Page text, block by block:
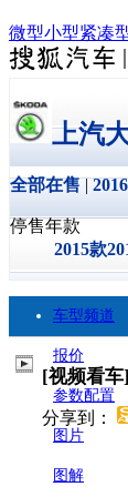
微型小型紧凑
上汽
全部在售|
停售年款
2015款
车型频道
报价
参数配置
图片
图解
[视频看
分享到：